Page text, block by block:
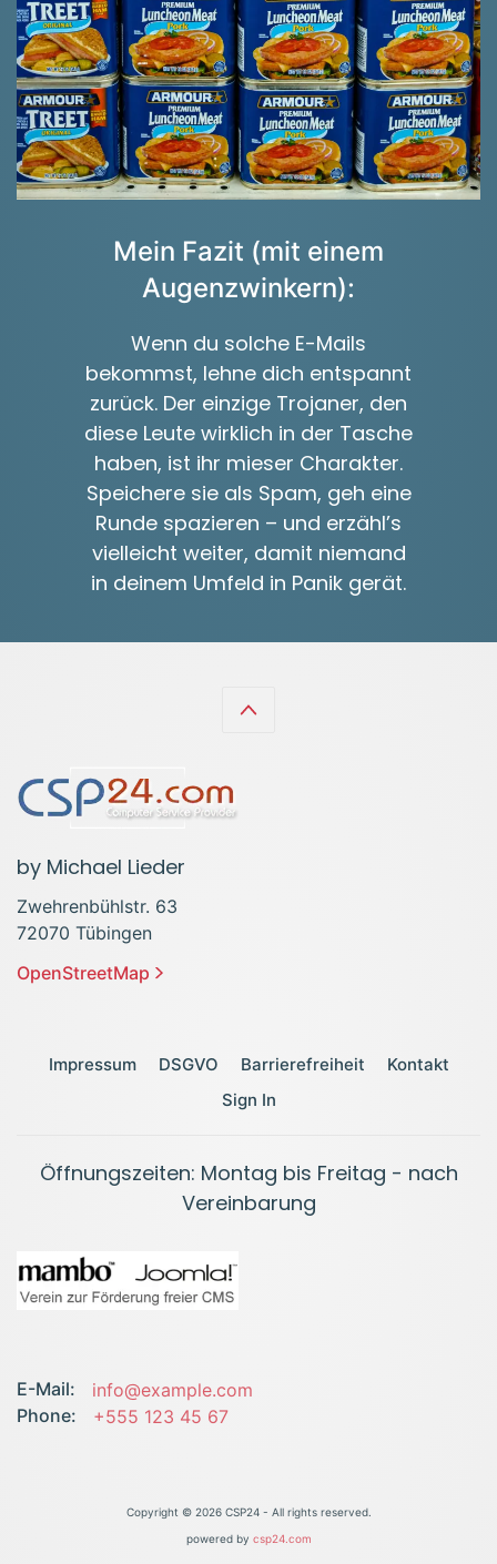
Mein Fazit (mit einem
Augenzwinkern):
Wenn du solche E-Mails
bekommst, lehne dich entspannt
zurück. Der einzige Trojaner, den
diese Leute wirklich in der Tasche
haben, ist ihr mieser Charakter.
Speichere sie als Spam, geh eine
Runde spazieren – und erzähl’s
vielleicht weiter, damit niemand
in deinem Umfeld in Panik gerät.
by Michael Lieder
Zwehrenbühlstr. 63
72070 Tübingen
OpenStreetMap
Impressum DSGVO Barrierefreiheit
Kontakt
Sign In
Öffnungszeiten: Montag bis Freitag - nach
Vereinbarung
E-Mail:
info@example.com
Phone:
+555 123 45 67
Copyright © 2026 CSP24 - All rights reserved.
powered by csp24.com